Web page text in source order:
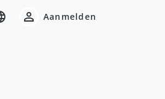
Aanmelden